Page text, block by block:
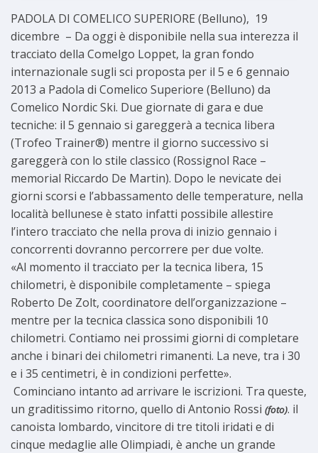
PADOLA DI COMELICO SUPERIORE (Belluno), 19
dicembre – Da oggi è disponibile nella sua interezza il
tracciato della Comelgo Loppet, la gran fondo
internazionale sugli sci proposta per il 5 e 6 gennaio
2013 a Padola di Comelico Superiore (Belluno) da
Comelico Nordic Ski. Due giornate di gara e due
tecniche: il 5 gennaio si gareggerà a tecnica libera
(Trofeo Trainer®) mentre il giorno successivo si
gareggerà con lo stile classico (Rossignol Race –
memorial Riccardo De Martin). Dopo le nevicate dei
giorni scorsi e l’abbassamento delle temperature, nella
località bellunese è stato infatti possibile allestire
l’intero tracciato che nella prova di inizio gennaio i
concorrenti dovranno percorrere per due volte.
«Al momento il tracciato per la tecnica libera, 15
chilometri, è disponibile completamente – spiega
Roberto De Zolt, coordinatore dell’organizzazione –
mentre per la tecnica classica sono disponibili 10
chilometri. Contiamo nei prossimi giorni di completare
anche i binari dei chilometri rimanenti. La neve, tra i 30
e i 35 centimetri, è in condizioni perfette».
Cominciano intanto ad arrivare le iscrizioni. Tra queste,
un graditissimo ritorno, quello di Antonio Rossi (foto). il
canoista lombardo, vincitore di tre titoli iridati e di
cinque medaglie alle Olimpiadi, è anche un grande